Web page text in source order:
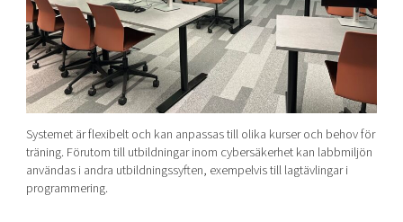
Systemet är flexibelt och kan anpassas till olika kurser och behov för
träning. Förutom till utbildningar inom cybersäkerhet kan labbmiljön
användas i andra utbildningssyften, exempelvis till lagtävlingar i
programmering.